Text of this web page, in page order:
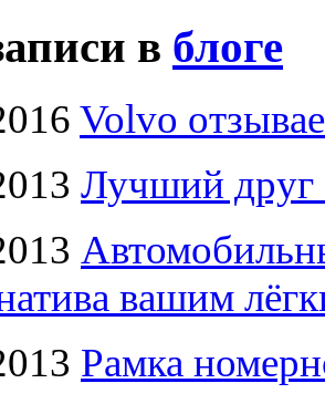
в блоге
Volvo
Лучший друг
вашим
Рамка